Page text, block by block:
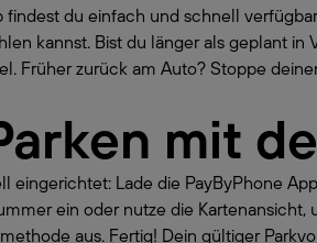
findest du einfach und schnell
kannst. Bist du länger als geplant
Früher zurück am Auto? Stoppe
mit
eingerichtet: Lade die PayByPhone
ein oder nutze die
aus. Fertig! Dein gültiger